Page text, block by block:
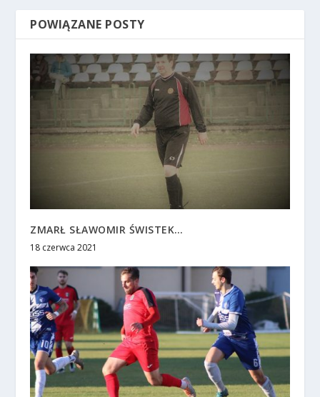
POWIĄZANE POSTY
ZMARŁ SŁAWOMIR ŚWISTEK…
18 czerwca 2021